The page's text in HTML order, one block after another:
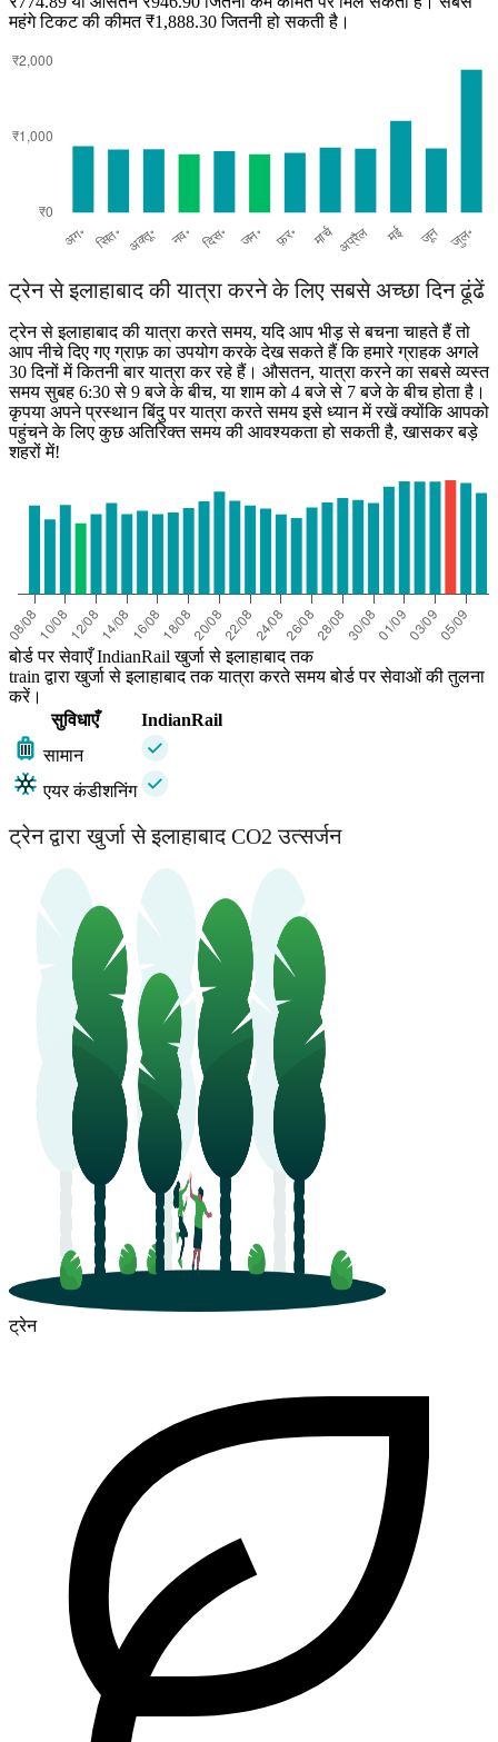
Allahabad
महंगे टिकट की कीमत ₹1,888.30 जितनी हो सकती है।
ट्रेन से इलाहाबाद की यात्रा करने के लिए सबसे अच्छा दिन ढूंढें
ट्रेन से इलाहाबाद की यात्रा करते समय, यदि आप भीड़ से बचना चाहते हैं तो
आप नीचे दिए गए ग्राफ़ का उपयोग करके देख सकते हैं कि हमारे ग्राहक अगले
30 दिनों में कितनी बार यात्रा कर रहे हैं। औसतन, यात्रा करने का सबसे व्यस्त
समय सुबह 6:30 से 9 बजे के बीच, या शाम को 4 बजे से 7 बजे के बीच होता है।
कृपया अपने प्रस्थान बिंदु पर यात्रा करते समय इसे ध्यान में रखें क्योंकि आपको
पहुंचने के लिए कुछ अतिरिक्त समय की आवश्यकता हो सकती है, खासकर बड़े
शहरों में!
बोर्ड पर सेवाएँ IndianRail खुर्जा से इलाहाबाद तक
train द्वारा खुर्जा से इलाहाबाद तक यात्रा करते समय बोर्ड पर सेवाओं की तुलना
करें।
सुविधाएँ
IndianRail
सामान
एयर कंडीशनिंग
ट्रेन द्वारा खुर्जा से इलाहाबाद CO2 उत्सर्जन
ट्रेन